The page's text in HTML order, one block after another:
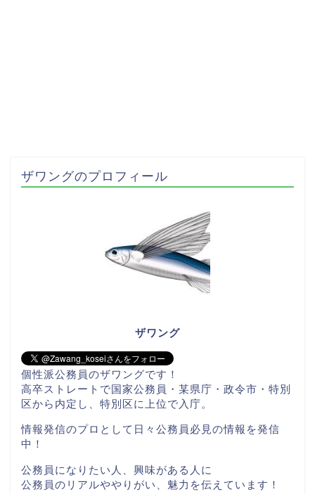
ザワングのプロフィール
ザワング
個性派公務員のザワングです！
高卒ストレートで国家公務員・某県庁・政令市・特別
区から内定し、特別区に上位で入庁。
情報発信のプロとして日々公務員必見の情報を発信
中！
公務員になりたい人、興味がある人に
公務員のリアルややりがい、魅力を伝えています！